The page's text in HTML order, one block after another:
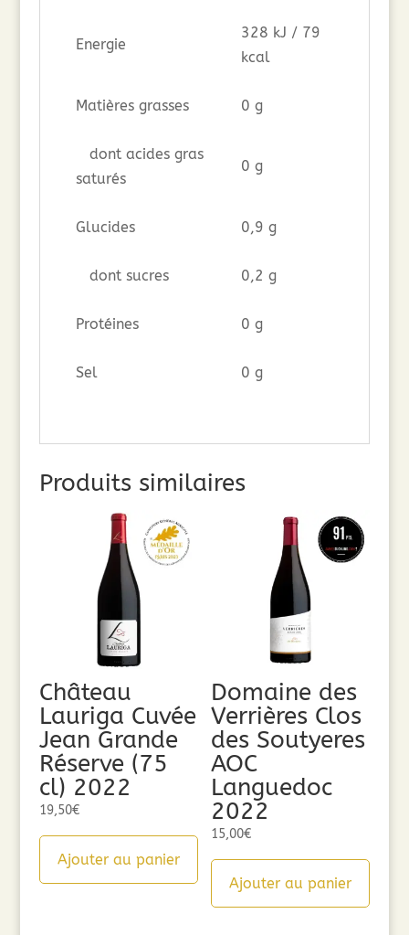
Energie
328 kJ / 79
kcal
Matières grasses 0 g
dont acides gras
saturés
0 g
Glucides 0,9 g
dont sucres 0,2 g
Protéines 0 g
Sel 0 g
Produits similaires
Château
Lauriga Cuvée
Jean Grande
Réserve (75
cl) 2022
19,50€
Ajouter au panier
Domaine des
Verrières Clos
des Soutyeres
AOC
Languedoc
2022
15,00€
Ajouter au panier